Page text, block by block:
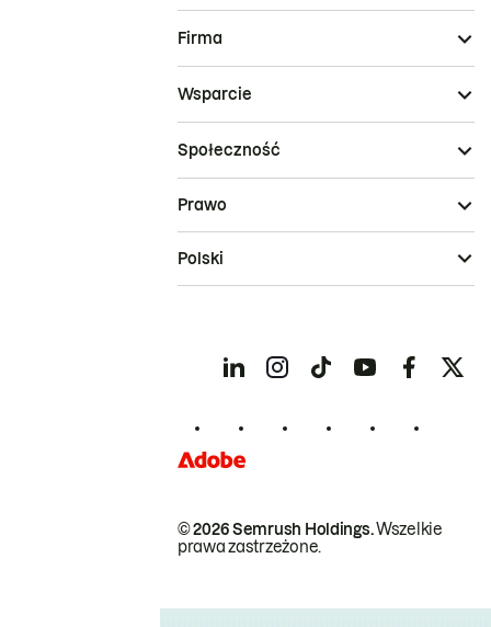
Firma
Wsparcie
Społeczność
© 2026 Semrush Holdings.Wszelkie
prawa zastrzeżone.
Prawo
Polski